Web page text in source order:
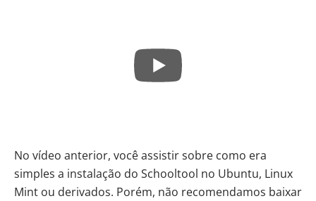
No vídeo anterior, você assistir sobre como era
simples a instalação do Schooltool no Ubuntu, Linux
Mint ou derivados. Porém, não recomendamos baixar